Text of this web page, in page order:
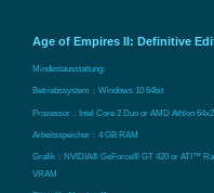
Age of Empires II: Definitive
Mindestausstattung:
Betriebssystem：Windows 10 64bit
Prozessor：Intel Core 2 Duo or AMD Athlon
Arbeitsspeicher：4 GB RAM
Grafik：NVIDIA® GeForce® GT 420 or ATI™
VRAM